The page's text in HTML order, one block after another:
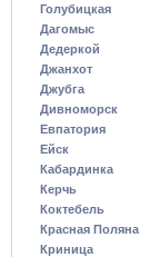
Голубицкая
Дагомыс
Дедеркой
Джанхот
Джубга
Дивноморск
Евпатория
Ейск
Кабардинка
Керчь
Коктебель
Красная Поляна
Криница